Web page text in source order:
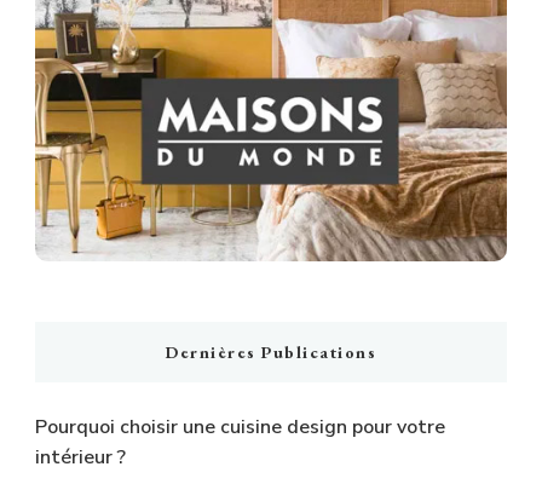
Dernières Publications
Pourquoi choisir une cuisine design pour votre
intérieur ?